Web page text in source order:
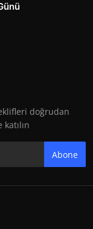
doğrudan
Abone